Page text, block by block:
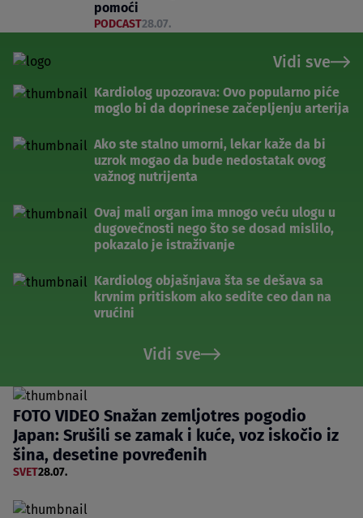
pomoći
PODCAST28.07.
Vidi sve
Kardiolog upozorava: Ovo popularno piće
moglo bi da doprinese začepljenju arterija
Ako ste stalno umorni, lekar kaže da bi
uzrok mogao da bude nedostatak ovog
važnog nutrijenta
Ovaj mali organ ima mnogo veću ulogu u
dugovečnosti nego što se dosad mislilo,
pokazalo je istraživanje
Kardiolog objašnjava šta se dešava sa
krvnim pritiskom ako sedite ceo dan na
vrućini
Vidi sve
FOTO VIDEO Snažan zemljotres pogodio
Japan: Srušili se zamak i kuće, voz iskočio iz
šina, desetine povređenih
SVET28.07.